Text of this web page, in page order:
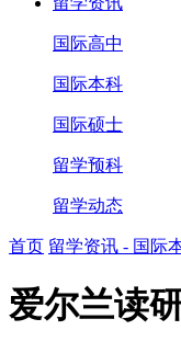
国际高中
国际本科
国际硕士
留学预科
留学动态
首页 留学资讯 - 国际
爱尔兰读